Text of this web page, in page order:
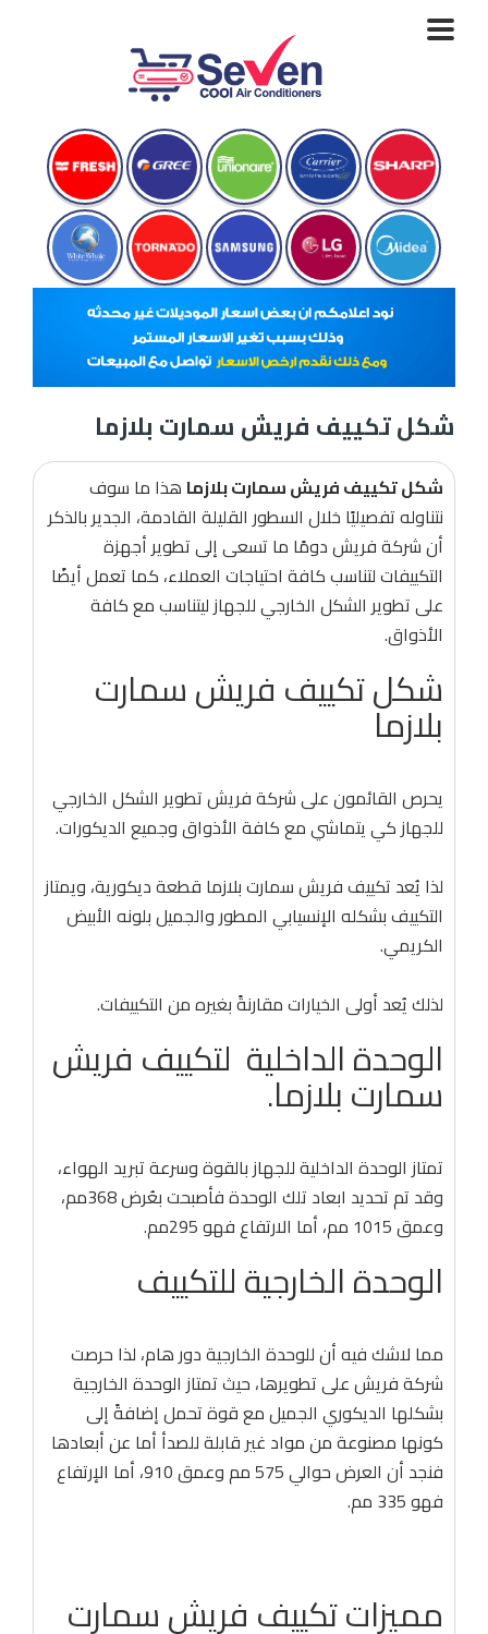
Toggle
شكل تكييف فريش سمارت بلازما
شكل تكييف فريش سمارت بلازما هذا ما سوف
نتناوله تفصيليًا خلال السطور القليلة القادمة، الجدير بالذكر
أن شركة فريش دومًا ما تسعى إلى تطوير أجهزة
التكييفات لتناسب كافة احتياجات العملاء، كما تعمل أيضًا
على تطوير الشكل الخارجي للجهاز ليتناسب مع كافة
الأذواق.
شكل تكييف فريش سمارت
بلازما
يحرص القائمون على شركة فريش تطوير الشكل الخارجي
للجهاز كي يتماشي مع كافة الأذواق وجميع الديكورات.
لذا يُعد تكييف فريش سمارت بلازما قطعة ديكورية، ويمتاز
التكييف بشكله الإنسيابي المطور والجميل بلونه الأبيض
الكريمي.
لذلك يُعد أولى الخيارات مقارنةً بغيره من التكييفات.
الوحدة الداخلية لتكييف فريش
سمارت بلازما.
تمتاز الوحدة الداخلية للجهاز بالقوة وسرعة تبريد الهواء،
وقد تم تحديد ابعاد تلك الوحدة فأصبحت بعُرض 368مم،
وعمق 1015 مم، أما الارتفاع فهو 295مم.
الوحدة الخارجية للتكييف
مما لاشك فيه أن للوحدة الخارجية دور هام، لذا حرصت
شركة فريش على تطويرها، حيث تمتاز الوحدة الخارجية
بشكلها الديكوري الجميل مع قوة تحمل إضافةً إلى
كونها مصنوعة من مواد غير قابلة للصدأ أما عن أبعادها
فنجد أن العرض حوالي 575 مم وعمق 910، أما الإرتفاع
فهو 335 مم.
مميزات تكييف فريش سمارت